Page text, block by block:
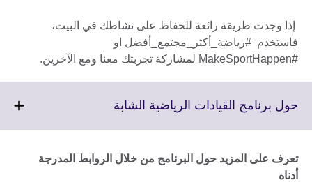
إذا وجدت طريقة رائعة للحفاظ على نشاطك في البيت،
فاستخدم #رياضة_أكثر_مجتمع_أفضل او
#MakeSportHappen لمشاركة تجربتك معنا ومع الآخرين.
حول برنامج القيادات الرياضية الشابة
More
information
تعرف على المزيد حول البرنامج من خلال الروابط المدرجة
أدناه